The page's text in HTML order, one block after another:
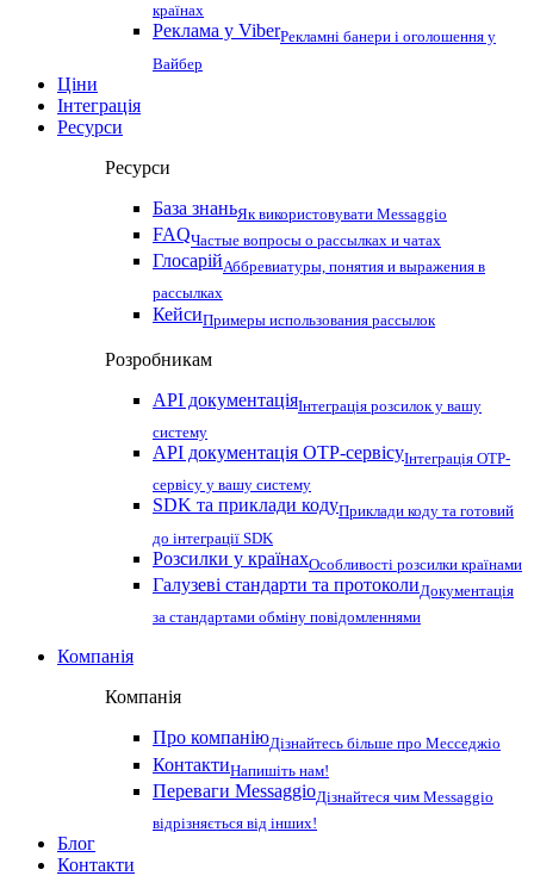
країнах
Реклама у ViberРекламні банери і оголошення у
Вайбер
Ціни
Інтеграція
Ресурси
Ресурси
База знаньЯк використовувати Messaggio
FAQЧастые вопросы о рассылках и чатах
ГлосарійАббревиатуры, понятия и выражения в
рассылках
КейсиПримеры использования рассылок
Розробникам
API документаціяІнтеграція розсилок у вашу
систему
API документація OTP-сервісуІнтеграція OTP-
сервісу у вашу систему
SDK та приклади кодуПриклади коду та готовий
до інтеграції SDK
Розсилки у країнахОсобливості розсилки країнами
Галузеві стандарти та протоколиДокументація
за стандартами обміну повідомленнями
Компанія
Компанія
Про компаніюДізнайтесь більше про Месседжіо
КонтактиНапишіть нам!
Переваги MessaggioДізнайтеся чим Messaggio
відрізняється від інших!
Блог
Контакти